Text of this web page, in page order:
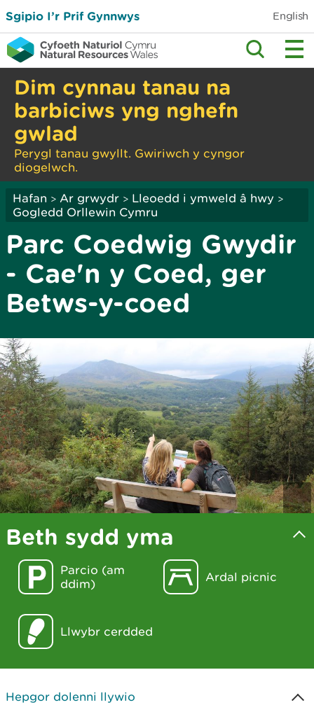
Sgipio I’r Prif Gynnwys English
Dim cynnau tanau na
barbiciws yng nghefn
gwlad
Perygl tanau gwyllt. Gwiriwch y cyngor
diogelwch.
Hafan > Ar grwydr > Lleoedd i ymweld â hwy >
Gogledd Orllewin Cymru
Parc Coedwig Gwydir
- Cae'n y Coed, ger
Betws-y-coed
Beth sydd yma
Parcio (am
ddim)
Ardal picnic
Llwybr cerdded
Hepgor dolenni llywio